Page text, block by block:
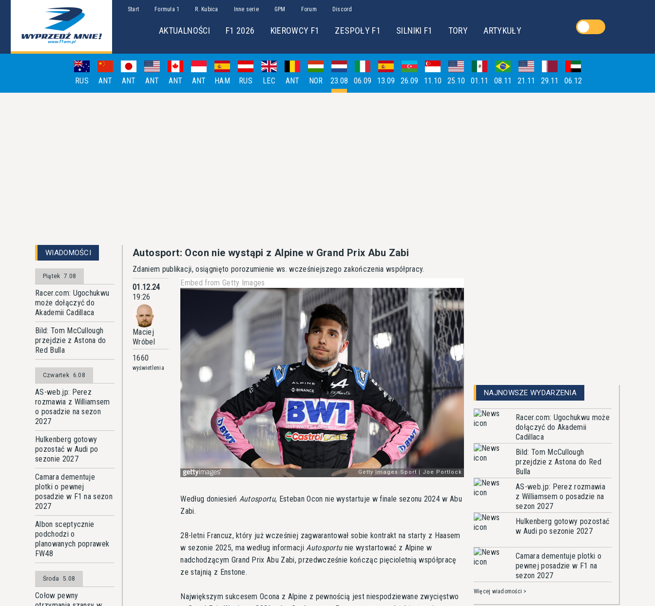
Start Formuła 1 R. Kubica Inne serie GPM Forum Discord
AKTUALNOŚCI F1 2026 KIEROWCY F1 ZESPOŁY F1 SILNIKI F1 TORY ARTYKUŁY
RUS ANT ANT ANT ANT ANT HAM RUS LEC ANT NOR 23.08 06.09 13.09 26.09 11.10 25.10 01.11 08.11 21.11 29.11 06.12
WIADOMOŚCI
Piątek 7.08
Racer.com: Ugochukwu
może dołączyć do
Akademii Cadillaca
Bild: Tom McCullough
przejdzie z Astona do
Red Bulla
Czwartek 6.08
AS-web.jp: Perez
rozmawia z Williamsem
o posadzie na sezon
2027
Hulkenberg gotowy
pozostać w Audi po
sezonie 2027
Camara dementuje
plotki o pewnej
posadzie w F1 na sezon
2027
Albon sceptycznie
podchodzi o
planowanych poprawek
FW48
Środa 5.08
Cołow pewny
Autosport: Ocon nie wystąpi z Alpine w Grand Prix Abu Zabi
Zdaniem publikacji, osiągnięto porozumienie ws. wcześniejszego zakończenia współpracy.
01.12.24
19:26
Maciej
Wróbel
1660
wyświetlenia
Embed from Getty Images
Według doniesień Autosportu, Esteban Ocon nie wystartuje w finale sezonu 2024 w Abu
Zabi.
28-letni Francuz, który już wcześniej zagwarantował sobie kontrakt na starty z Haasem
w sezonie 2025, ma według informacji Autosportunie wystartować z Alpine w
nadchodzącym Grand Prix Abu Zabi, przedwcześnie kończąc pięcioletnią współpracę
ze stajnią z Enstone.
Największym sukcesem Ocona z Alpine z pewnością jest niespodziewane zwycięstwo
NAJNOWSZE WYDARZENIA
Racer.com: Ugochukwu może
dołączyć do Akademii
Cadillaca
Bild: Tom McCullough
przejdzie z Astona do Red
Bulla
AS-web.jp: Perez rozmawia
z Williamsem o posadzie na
sezon 2027
Hulkenberg gotowy pozostać
w Audi po sezonie 2027
Camara dementuje plotki o
pewnej posadzie w F1 na
sezon 2027
Więcej wiadomości >